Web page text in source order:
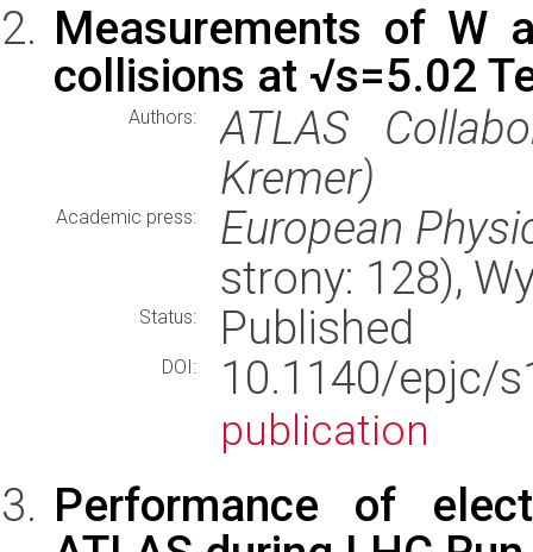
Measurements of W
collisions at √s=5.02
Authors:
ATLAS
Kremer)
Academic press:
European
strony: 128),
Status: Published
DOI: 10.1140/epjc/
publication
Performance of